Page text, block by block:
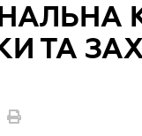
ТА